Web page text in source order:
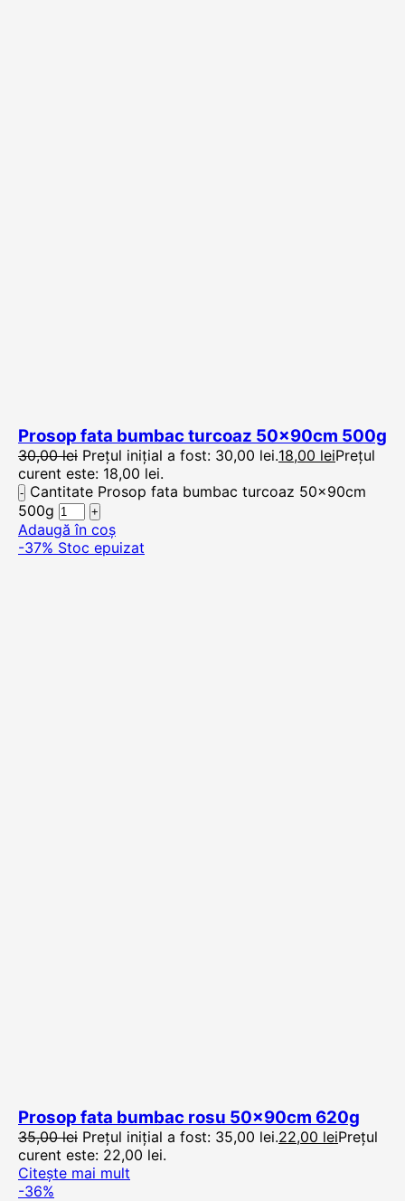
Prosop fata bumbac turcoaz 50x90cm 500g
30,00lei Prețul inițial a fost: 30,00 lei.18,00 leiPrețul
curent este: 18,00 lei.
Cantitate Prosop fata bumbac turcoaz 50x90cm
500g
Adaugă în coș
-37% Stoc epuizat
Prosop fata bumbac rosu 50x90cm 620g
35,00lei Prețul inițial a fost: 35,00 lei.22,00 leiPrețul
curent este: 22,00 lei.
Citește mai mult
-36%